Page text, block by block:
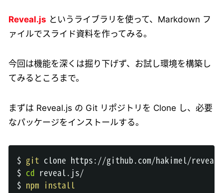
Reveal.js というライブラリを使って、Markdown フ
ァイルでスライド資料を作ってみる。
今回は機能を深くは掘り下げず、お試し環境を構築し
てみるところまで。
まずは Reveal.js の Git リポジトリを Clone し、必要
なパッケージをインストールする。
$ git clone https://github.com/hakimel/
$ cd reveal.js/
$ npm install